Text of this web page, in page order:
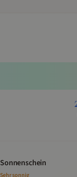
Sonnenschein
Sehr sonnig